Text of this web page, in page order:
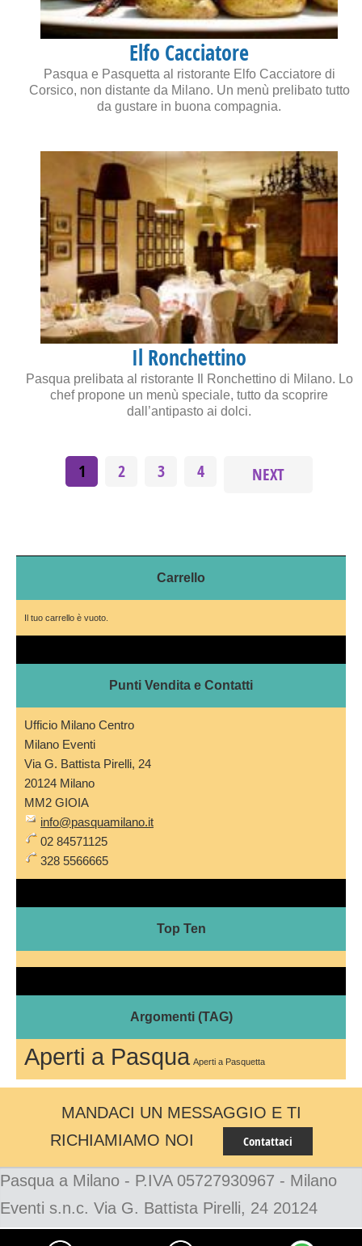
Elfo Cacciatore
Pasqua e Pasquetta al ristorante Elfo Cacciatore di
Corsico, non distante da Milano. Un menù prelibato tutto
da gustare in buona compagnia.
Il Ronchettino
Pasqua prelibata al ristorante Il Ronchettino di Milano. Lo
chef propone un menù speciale, tutto da scoprire
dall’antipasto ai dolci.
1 2 3 4 NEXT
Carrello
Il tuo carrello è vuoto.
Punti Vendita e Contatti
Ufficio Milano Centro
Milano Eventi
Via G. Battista Pirelli, 24
20124 Milano
MM2 GIOIA
info@pasquamilano.it
02 84571125
328 5566665
Top Ten
Argomenti (TAG)
Aperti a Pasqua Aperti a Pasquetta
MANDACI UN MESSAGGIO E TI
RICHIAMIAMO NOI
Contattaci
Pasqua a Milano - P.IVA 05727930967 - Milano
Eventi s.n.c. Via G. Battista Pirelli, 24 20124